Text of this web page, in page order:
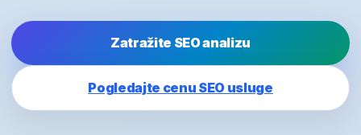
Zatražite SEO analizu
Pogledajte cenu SEO usluge